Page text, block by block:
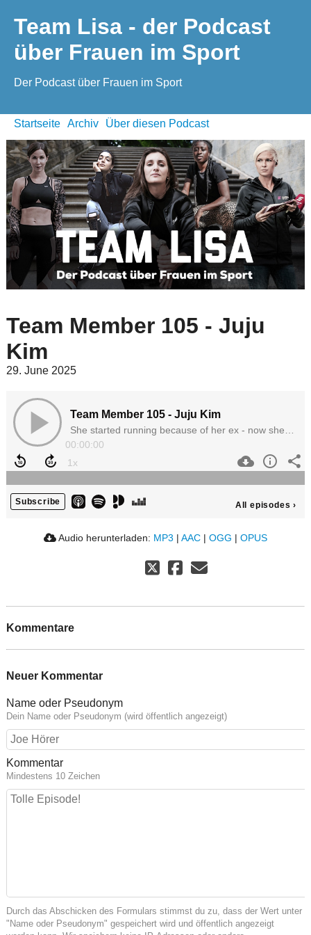
Team Lisa - der Podcast
über Frauen im Sport
Der Podcast über Frauen im Sport
Startseite Archiv Über diesen Podcast
Team Member 105 - Juju
Kim
29. June 2025
Team Member 105 - Juju Kim
She started running because of her ex - now she is an ultra marathon runner who completed 491km from LA to Las Vegas!
00:00:00
Subscribe All episodes ›
Audio herunterladen: MP3 | AAC | OGG | OPUS
Kommentare
Neuer Kommentar
Name oder Pseudonym
Dein Name oder Pseudonym (wird öffentlich angezeigt)
Kommentar
Mindestens 10 Zeichen
Durch das Abschicken des Formulars stimmst du zu, dass der Wert unter
"Name oder Pseudonym" gespeichert wird und öffentlich angezeigt